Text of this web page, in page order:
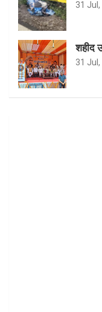
31
शहीद
31